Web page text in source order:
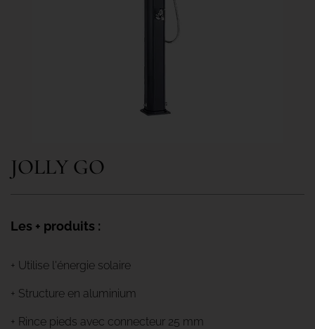
JOLLY GO
Les + produits :
+ Utilise l'énergie solaire
+ Structure en aluminium
+ Rince pieds avec connecteur 25 mm